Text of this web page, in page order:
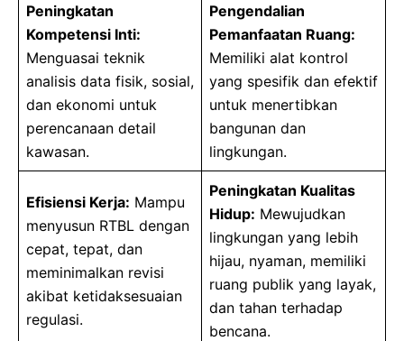
Peningkatan
Kompetensi Inti:
Menguasai teknik
analisis data fisik, sosial,
dan ekonomi untuk
perencanaan detail
kawasan.
Pengendalian
Pemanfaatan Ruang:
Memiliki alat kontrol
yang spesifik dan efektif
untuk menertibkan
bangunan dan
lingkungan.
Efisiensi Kerja: Mampu
menyusun RTBL dengan
cepat, tepat, dan
meminimalkan revisi
akibat ketidaksesuaian
regulasi.
Peningkatan Kualitas
Hidup: Mewujudkan
lingkungan yang lebih
hijau, nyaman, memiliki
ruang publik yang layak,
dan tahan terhadap
bencana.